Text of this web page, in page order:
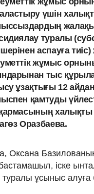
үшін
туралы
аспауға
жұмыс
тыс
ұзақтығы 12
қамтуды
халықты
Оразбаева.
Оксана
бастамашыл, іске
ұсыныс алуға